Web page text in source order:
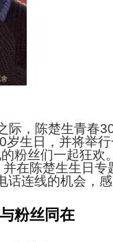
，陈楚生青春
生日，并将举
粉丝们一起狂欢
并在陈楚生生日
话连线的机会，
粉丝同在